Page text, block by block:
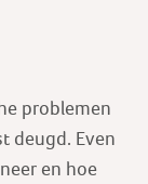
problemen
deugd. Even
en hoe